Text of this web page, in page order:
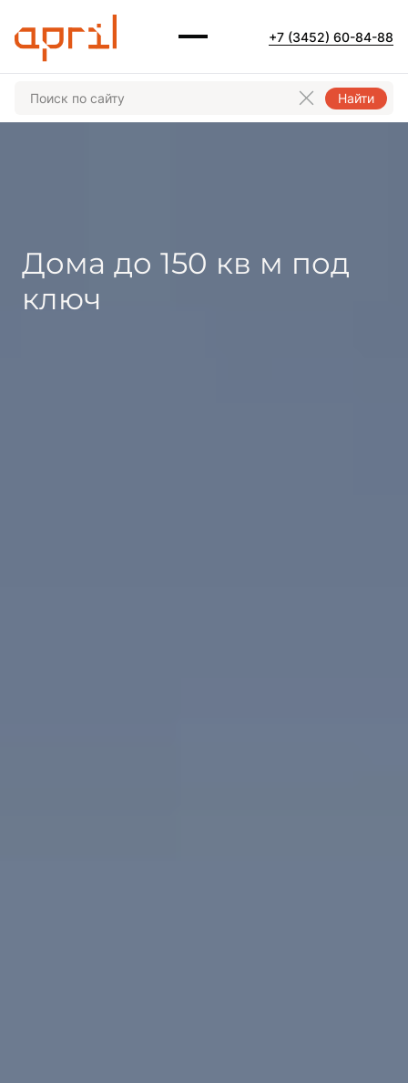
+7 (3452) 60-84-88
Найти
Дома до 150 кв м под
ключ